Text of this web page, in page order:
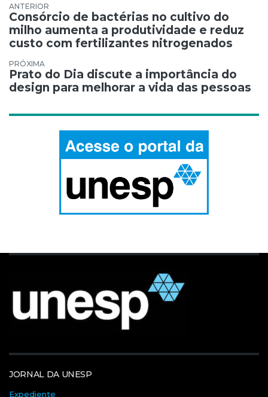
Navegação de Post
Consórcio de bactérias no cultivo do
milho aumenta a produtividade e reduz
custo com fertilizantes nitrogenados
Prato do Dia discute a importância do
design para melhorar a vida das pessoas
JORNAL DA UNESP
Expediente